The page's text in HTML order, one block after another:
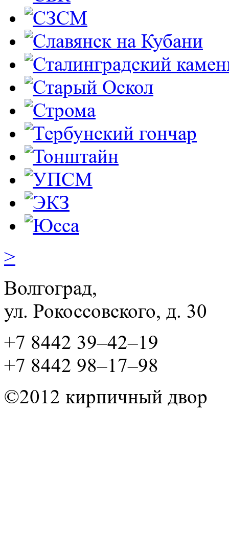
>
Волгоград,
ул. Рокосcовского, д. 30
+7 8442 39–42–19
+7 8442 98–17–98
©2012 кирпичный двор